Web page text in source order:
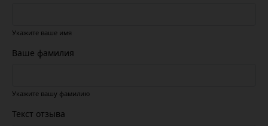
Укажите ваше имя
Ваше фамилия
Укажите вашу фамилию
Текст отзыва